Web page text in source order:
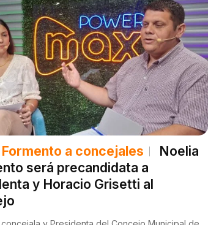
a concejales
Noelia
será precandidata a
y Horacio Grisetti al